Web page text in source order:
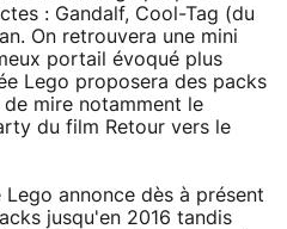
: Gandalf, Cool-Tag (du
On retrouvera une mini
portail évoqué plus
Lego proposera des packs
mire notamment le
du film Retour vers le
annonce dès à présent
jusqu'en 2016 tandis